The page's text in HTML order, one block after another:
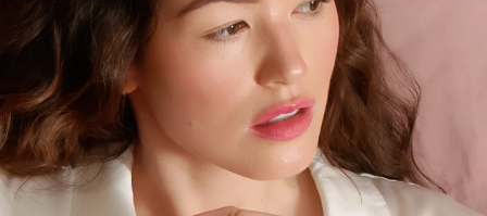
Мои приборы
Мои заказы
Мои адреса
Мои подписки
FAQ™ Pure Beauty-Tech Elixir
issa™ Teeth Whitening Set
English Deutsch
Español
Français
Português
Polski
Svenska
Русский
Türkçe
简体中文 繁體中文